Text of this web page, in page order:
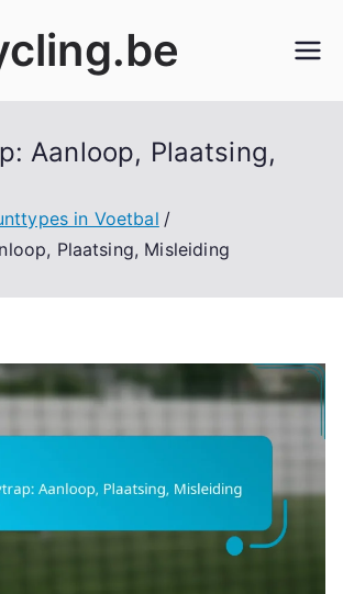
Aanloop, Plaatsing,
in Voetbal
Plaatsing, Misleiding